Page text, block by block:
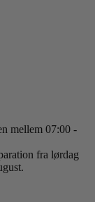
mellem 07:00 -
fra lørdag